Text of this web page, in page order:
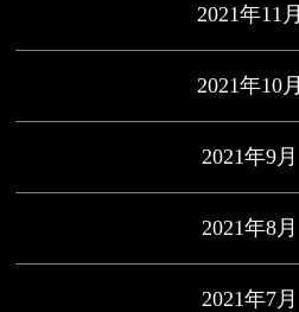
2021年11月
2021年10月
2021年9月
2021年8月
2021年7月